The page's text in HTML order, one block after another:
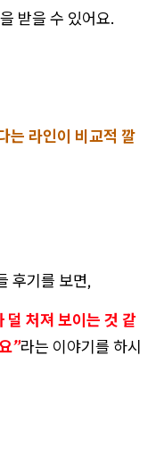
받을 수 있어요.
는 라인이 비교적 깔
후기를 보면,
덜 처져 보이는 것 같
”라는 이야기를 하시